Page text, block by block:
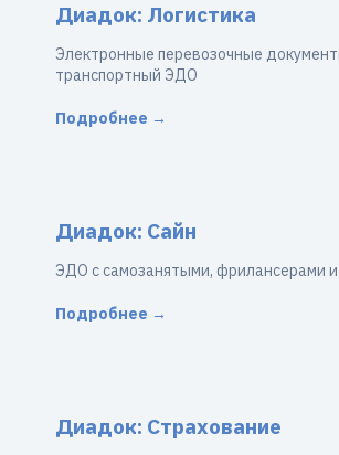
Диадок: Логистика
Электронные перевозочные
транспортный ЭДО
Подробнее →
Диадок: Сайн
ЭДО с самозанятыми, фрилансерами
Подробнее →
Диадок: Страхование